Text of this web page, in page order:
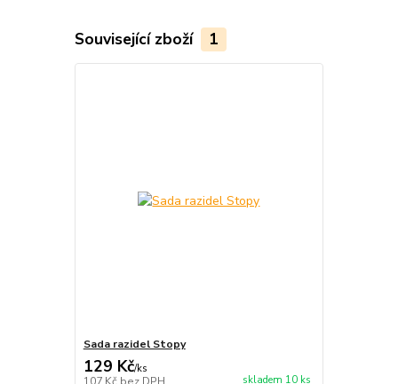
Související zboží 1
Sada razidel Stopy
129 Kč/ks
skladem 10 ks